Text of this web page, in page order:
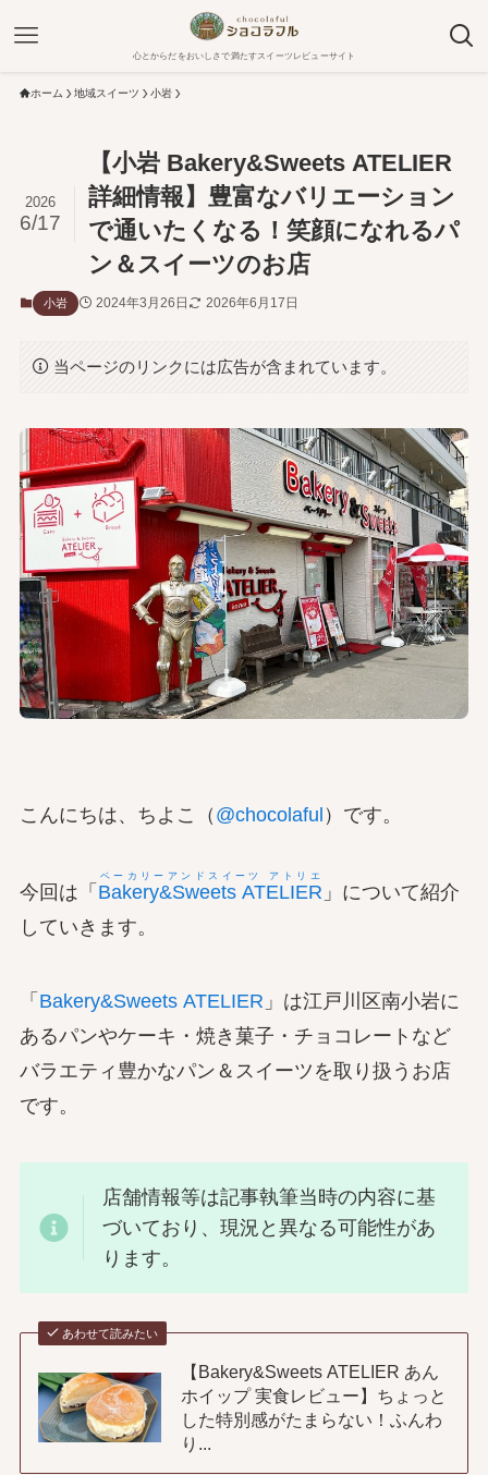
心とからだをおいしさで満たすスイーツレビューサイト
ホーム 地域スイーツ 小岩
【小岩 Bakery&Sweets ATELIER
詳細情報】豊富なバリエーション
で通いたくなる！笑顔になれるパ
ン＆スイーツのお店
2026
6/17
小岩 2024年3月26日 2026年6月17日
当ページのリンクには広告が含まれています。
こんにちは、ちよこ（ @chocolaful ）です。
今回は「 Bakery&Sweets ATELIER
ベーカリーアンドスイーツ アトリエ
」について紹介
していきます。
「 Bakery&Sweets ATELIER 」は江戸川区南小岩に
あるパンやケーキ・焼き菓子・チョコレートなど
バラエティ豊かなパン＆スイーツを取り扱うお店
です。
店舗情報等は記事執筆当時の内容に基
づいており、現況と異なる可能性があ
ります。
あわせて読みたい
【Bakery&Sweets ATELIER あん
ホイップ 実食レビュー】ちょっと
した特別感がたまらない！ふんわ
り...